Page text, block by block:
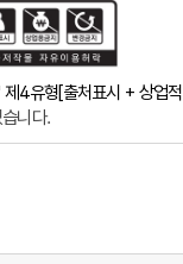
제4유형[출처표시 + 상업
니다.